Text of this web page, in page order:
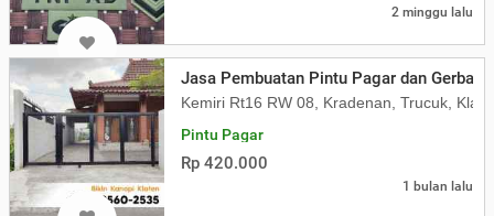
2 minggu lalu
Jasa Pembuatan Pintu Pagar dan
Kemiri Rt16 RW 08, Kradenan, Trucuk,
Pintu Pagar
Rp 420.000
1 bulan lalu